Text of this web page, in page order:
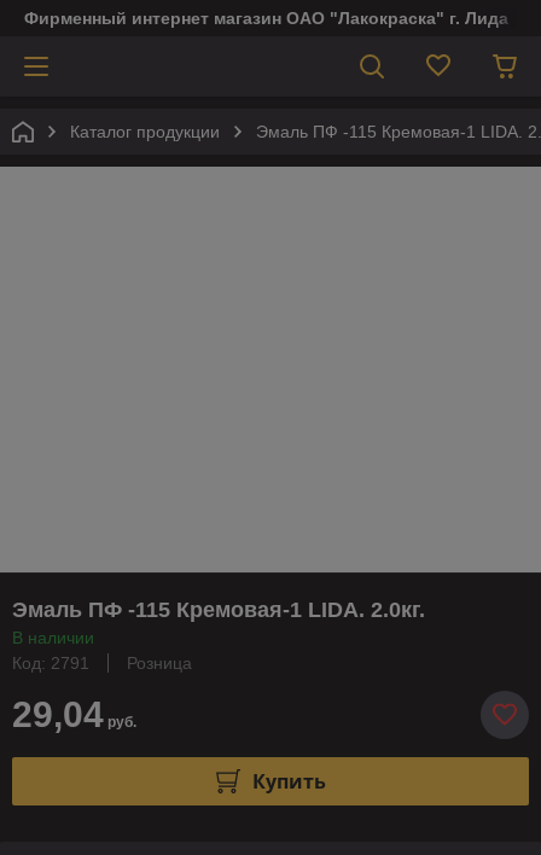
Фирменный интернет магазин ОАО "Лакокраска" г. Лида
Каталог продукции Эмаль ПФ -115 Кремовая-1 LIDA.
Эмаль ПФ -115 Кремовая-1 LIDA. 2.0кг.
В наличии
Код: 2791
Розница
29,04 руб.
Купить